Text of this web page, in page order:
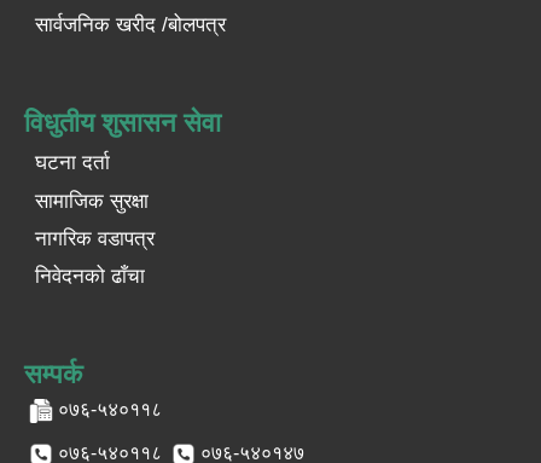
सार्वजनिक खरीद /बोलपत्र
विधुतीय शुसासन सेवा
घटना दर्ता
सामाजिक सुरक्षा
नागरिक वडापत्र
निवेदनको ढाँचा
सम्पर्क
०७६-५४०११८
०७६-५४०११८ ०७६-५४०१४७